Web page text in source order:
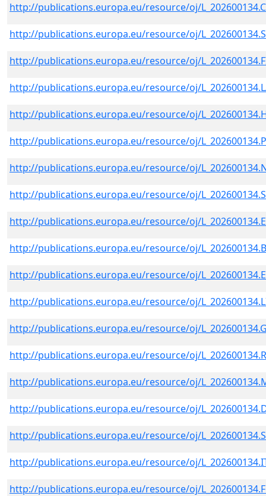
http://publications.europa.eu/resource/oj/
http://publications.europa.eu/resource/oj/
http://publications.europa.eu/resource/oj/
http://publications.europa.eu/resource/oj/
http://publications.europa.eu/resource/oj/
http://publications.europa.eu/resource/oj/
http://publications.europa.eu/resource/oj/
http://publications.europa.eu/resource/oj/
http://publications.europa.eu/resource/oj/
http://publications.europa.eu/resource/oj/
http://publications.europa.eu/resource/oj/
http://publications.europa.eu/resource/oj/
http://publications.europa.eu/resource/oj/
http://publications.europa.eu/resource/oj/
http://publications.europa.eu/resource/oj/
http://publications.europa.eu/resource/oj/
http://publications.europa.eu/resource/oj/
http://publications.europa.eu/resource/oj/
http://publications.europa.eu/resource/oj/